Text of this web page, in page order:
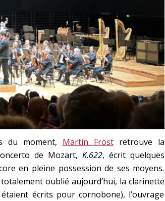
du moment, Martin Fröstretrouve la
de Mozart, K.622, écrit quelques
en pleine possession de ses moyens.
oublié aujourd’hui, la clarinette
écrits pour cornobone), l’ouvrage